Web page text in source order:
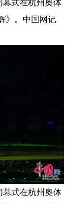
幕式在杭州奥体
》。中国网记
幕式在杭州奥体